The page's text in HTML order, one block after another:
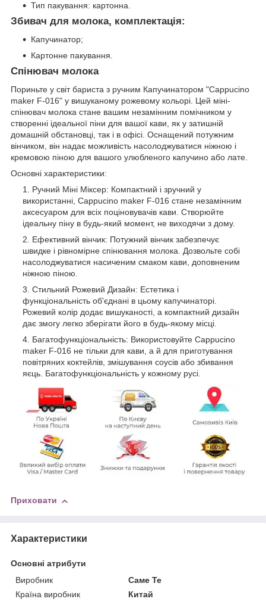
Тип пакування: картонна.
Збивач для молока, комплектація:
Капучинатор;
Картонне пакування.
Спінювач молока
Пориньте у світ бариста з ручним Капучинатором "Cappucino
maker F-016" у вишуканому рожевому кольорі. Цей міні-
спінювач молока стане вашим незамінним помічником у
створенні ідеальної піни для вашої кави, як у затишній
домашній обстановці, так і в офісі. Оснащений потужним
вінчиком, він надає можливість насолоджуватися ніжною і
кремовою піною для вашого улюбленого капучино або лате.
Основні характеристики:
Ручний Міні Міксер: Компактний і зручний у
використанні, Cappucino maker F-016 стане незамінним
аксесуаром для всіх поціновувачів кави. Створюйте
ідеальну піну в будь-який момент, не виходячи з дому.
Ефективний вінчик: Потужний вінчик забезпечує
швидке і рівномірне спінювання молока. Дозвольте собі
насолоджуватися насиченим смаком кави, доповненим
ніжною піною.
Стильний Рожевий Дизайн: Естетика і
функціональність об'єднані в цьому капучинаторі.
Рожевий колір додає вишуканості, а компактний дизайн
дає змогу легко зберігати його в будь-якому місці.
Багатофункціональність: Використовуйте Cappucino
maker F-016 не тільки для кави, а й для приготування
повітряних коктейлів, змішування соусів або збивання
яєць. Багатофункціональність у кожному русі.
Приховати
Характеристики
Основні атрибути
Виробник
Саме Те
Країна виробник
Китай